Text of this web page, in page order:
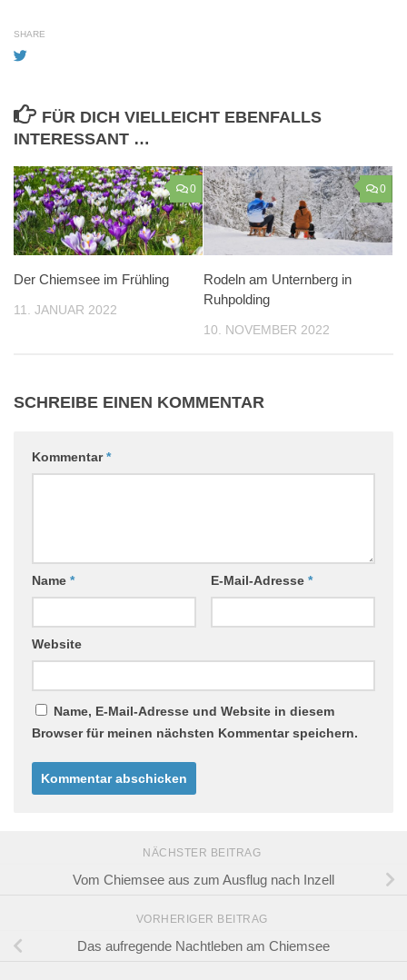
SHARE
FÜR DICH VIELLEICHT EBENFALLS
INTERESSANT …
0
Der Chiemsee im Frühling
11. JANUAR 2022
0
Rodeln am Unternberg in
Ruhpolding
10. NOVEMBER 2022
SCHREIBE EINEN KOMMENTAR
Kommentar*
Name * E-Mail-Adresse *
Website
Name, E-Mail-Adresse und Website in diesem
Browser für meinen nächsten Kommentar speichern.
NÄCHSTER BEITRAG
Vom Chiemsee aus zum Ausflug nach Inzell
VORHERIGER BEITRAG
Das aufregende Nachtleben am Chiemsee